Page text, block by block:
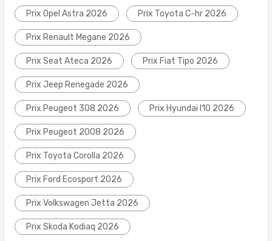
Prix Opel Astra 2026 Prix Toyota C-hr 2026
Prix Renault Megane 2026
Prix Seat Ateca 2026 Prix Fiat Tipo 2026
Prix Jeep Renegade 2026
Prix Peugeot 308 2026 Prix Hyundai I10 2026
Prix Peugeot 2008 2026
Prix Toyota Corolla 2026
Prix Ford Ecosport 2026
Prix Volkswagen Jetta 2026
Prix Skoda Kodiaq 2026